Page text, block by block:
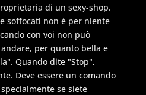
di un sexy-shop.
soffocati non è per niente
con voi non può
per quanto bella e
Quando dite "Stop",
Deve essere un comando
se siete